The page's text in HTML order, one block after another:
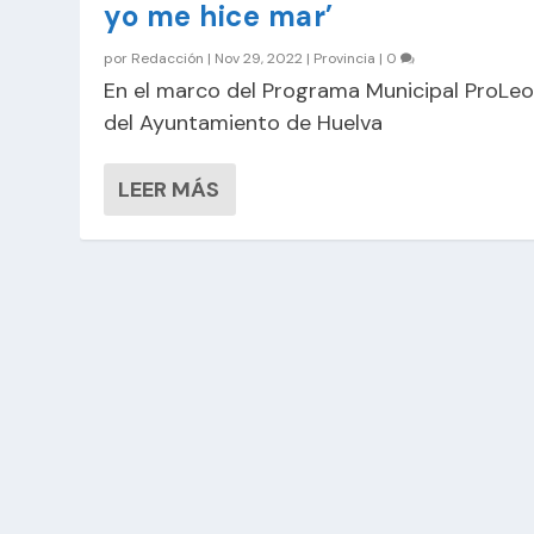
yo me hice mar’
por Redacción | Nov 29, 2022 | Provincia | 0
En el marco del Programa Municipal ProLeo
del Ayuntamiento de Huelva
LEER MÁS